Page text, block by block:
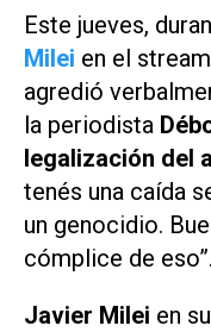
Este jueves,
Milei en el
agredió
la periodista
legalización del
tenés una caída
un genocidio.
cómplice de eso”.
Javier Milei en